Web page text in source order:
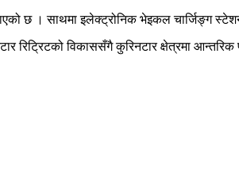
छ । साथमा इलेक्ट्रोनिक भेइकल चार्जिङ्ग
रिट्रिटको विकाससँगै कुरिनटार क्षेत्रमा